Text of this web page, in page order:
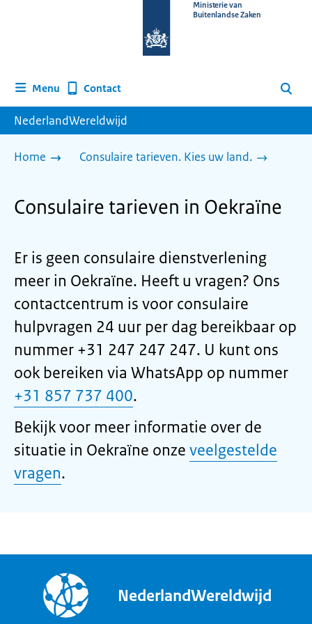
homepage
Ministerie van
Buitenlandse Zaken
Menu Contact Zoeken
NederlandWereldwijd
Home Consulaire tarieven. Kies uw land.
Consulaire tarieven in Oekraïne
Er is geen consulaire dienstverlening
meer in Oekraïne. Heeft u vragen? Ons
contactcentrum is voor consulaire
hulpvragen 24 uur per dag bereikbaar op
nummer +31 247 247 247. U kunt ons
ook bereiken via WhatsApp op nummer
+31 857 737 400.
Bekijk voor meer informatie over de
situatie in Oekraïne onze veelgestelde
vragen.
NederlandWereldwijd